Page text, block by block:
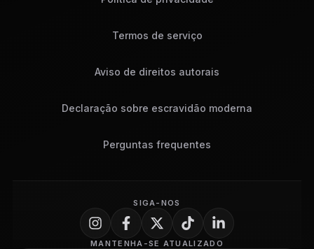
Termos de serviço
Aviso de direitos autorais
Declaração sobre escravidão moderna
Perguntas frequentes
SIGA-NOS
MANTENHA-SE ATUALIZADO